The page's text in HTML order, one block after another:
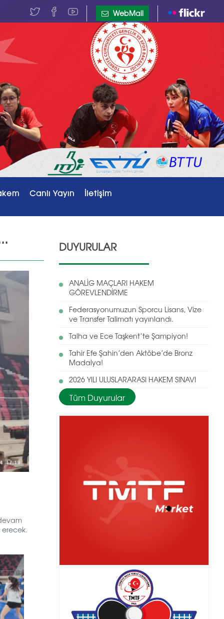
WebMail
Canlı Yayın İletişim
DUYURULAR
ANALİG MAÇLARI HAKEM
GÖREVLENDİRME
Federasyonumuzun Sporcu Lisans, Vize
ve Transfer Talimatı yayınlandı.
Talha ve Ece Taşkent’te Şampiyon!
Tahir Efe Şahin’den Aktöbe’de Bronz
Madalya!
2026 YILI ULUSLARARASI HAKEM SINAVI
Tüm Duyurular
erecek.